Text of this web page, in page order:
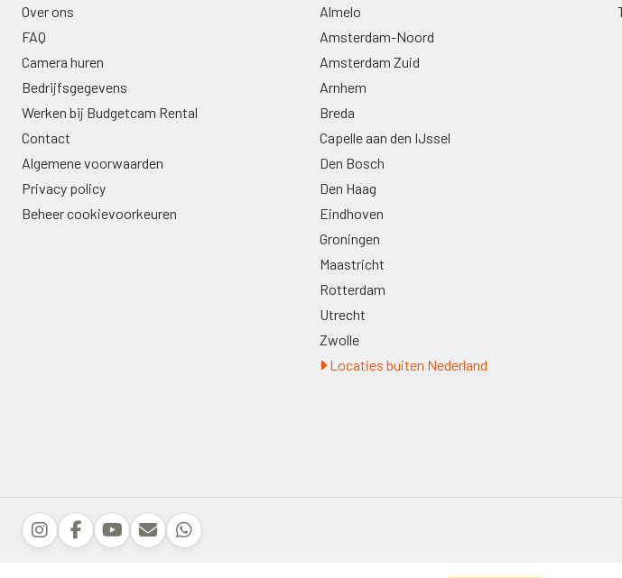
Over ons
FAQ
Camera huren
Bedrijfsgegevens
Werken bij Budgetcam Rental
Contact
Algemene voorwaarden
Privacy policy
Beheer cookievoorkeuren
Almelo
Amsterdam-Noord
Amsterdam Zuid
Arnhem
Breda
Capelle aan den IJssel
Den Bosch
Den Haag
Eindhoven
Groningen
Maastricht
Rotterdam
Utrecht
Zwolle
Locaties buiten Nederland